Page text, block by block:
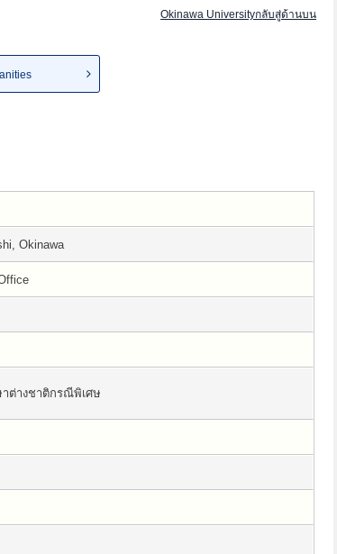
Okinawa Universityกลับสู่ด้านบน
Okinawa
ต่างชาติกรณีพิเศษ